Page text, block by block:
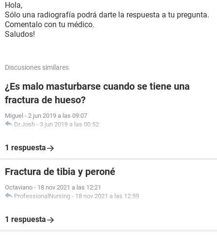
Hola,
Sólo una radiografía podrá darte la respuesta a tu pregunta.
Comentalo con tu médico.
Saludos!
Discusiones similares
¿Es malo masturbarse cuando se tiene una
fractura de hueso?
Miguel - 2 jun 2019 a las 09:07
Dr.Josh - 3 jun 2019 a las 00:52
1 respuesta
Fractura de tibia y peroné
Octaviano - 18 nov 2021 a las 12:21
ProfessionalNursing - 18 nov 2021 a las 12:59
1 respuesta